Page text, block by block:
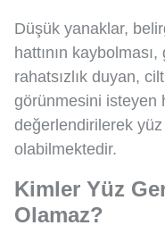
Düşük yanaklar,
hattının
rahatsızlık duyan,
görünmesini isteyen
değerlendirilerek
olabilmektedir.
Kimler Yüz
Olamaz?